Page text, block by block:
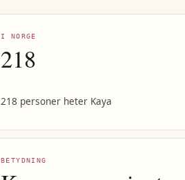
I NORGE
218
218 personer heter Kaya
BETYDNING